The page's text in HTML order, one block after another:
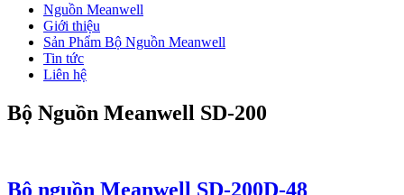
Nguồn Meanwell
Giới thiệu
Sản Phẩm Bộ Nguồn Meanwell
Tin tức
Liên hệ
Bộ Nguồn Meanwell SD-200
Bộ nguồn Meanwell SD-200D-48